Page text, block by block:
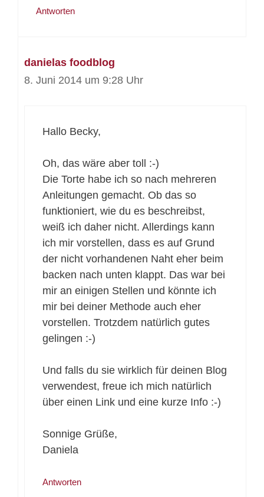
Antworten
danielas foodblog
8. Juni 2014 um 9:28 Uhr
Hallo Becky,
Oh, das wäre aber toll :-)
Die Torte habe ich so nach mehreren
Anleitungen gemacht. Ob das so
funktioniert, wie du es beschreibst,
weiß ich daher nicht. Allerdings kann
ich mir vorstellen, dass es auf Grund
der nicht vorhandenen Naht eher beim
backen nach unten klappt. Das war bei
mir an einigen Stellen und könnte ich
mir bei deiner Methode auch eher
vorstellen. Trotzdem natürlich gutes
gelingen :-)
Und falls du sie wirklich für deinen Blog
verwendest, freue ich mich natürlich
über einen Link und eine kurze Info :-)
Sonnige Grüße,
Daniela
Antworten